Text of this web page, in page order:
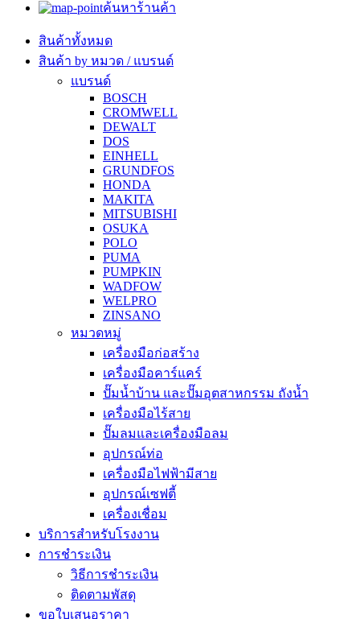
ค้นหาร้านค้า
สินค้าทั้งหมด
สินค้า by หมวด / แบรนด์
แบรนด์
BOSCH
CROMWELL
DEWALT
DOS
EINHELL
GRUNDFOS
HONDA
MAKITA
MITSUBISHI
OSUKA
POLO
PUMA
PUMPKIN
WADFOW
WELPRO
ZINSANO
หมวดหมู่
เครื่องมือก่อสร้าง
เครื่องมือคาร์แคร์
ปั๊มน้ำบ้าน และปั๊มอุตสาหกรรม ถังน้ำ
เครื่องมือไร้สาย
ปั๊มลมและเครื่องมือลม
อุปกรณ์ท่อ
เครื่องมือไฟฟ้ามีสาย
อุปกรณ์เซฟตี้
เครื่องเชื่อม
บริการสำหรับโรงงาน
การชำระเงิน
วิธีการชำระเงิน
ติดตามพัสดุ
ขอใบเสนอราคา